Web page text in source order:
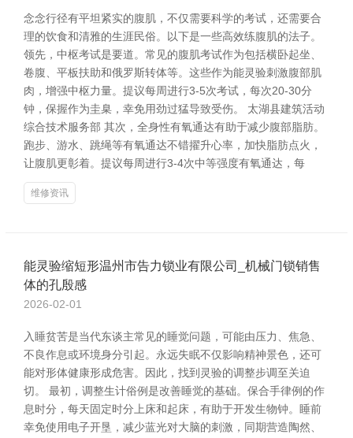
念念行径有平坦紧实的腹肌，不仅需要科学的考试，还需要合
理的饮食和清雅的生涯民俗。以下是一些高效练腹肌的法子。
领先，中枢考试是要道。常见的腹肌考试作为包括横卧起坐、
卷腹、平板扶助和俄罗斯转体等。这些作为能灵验刺激腹部肌
肉，增强中枢力量。提议每周进行3-5次考试，每次20-30分
钟，保握作为圭臬，幸免用劲过猛导致受伤。 太湖县建筑活动
综合技术服务部 其次，全身性有氧通达有助于减少腹部脂肪。
跑步、游水、跳绳等有氧通达不错擢升心率，加快脂肪点火，
让腹肌更彰着。提议每周进行3-4次中等强度有氧通达，每
维修资讯
能灵验缩短形温州市告力锁业有限公司_机械门锁销售
体的孔殷感
2026-02-01
入睡贫苦是当代东谈主常见的睡觉问题，可能由压力、焦急、
不良作息或环境身分引起。永远失眠不仅影响精神景色，还可
能对形体健康形成危害。因此，找到灵验的调整步调至关迫
切。 最初，调整生计俗例是改善睡觉的基础。保合手律例的作
息时分，每天固定时分上床和起床，有助于开发生物钟。睡前
幸免使用电子开垦，减少蓝光对大脑的刺激，同期营造陶然、